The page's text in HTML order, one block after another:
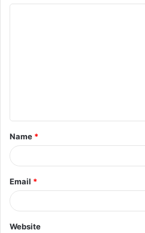
t
*
Name *
Email *
Website